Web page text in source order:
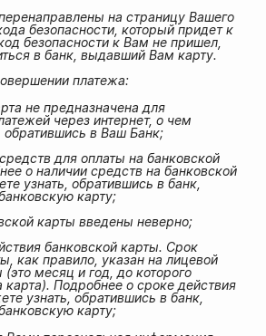
на страницу Вашего
безопасности, который придет к
безопасности к Вам не пришел,
в банк, выдавший Вам карту.
платежа:
не предназначена для
через интернет, о чем
обратившись в Ваш Банк;
для оплаты на банковской
о наличии средств на банковской
узнать, обратившись в банк,
карту;
карты введены неверно;
банковской карты. Срок
как правило, указан на лицевой
(это месяц и год, до которого
карта). Подробнее о сроке действия
узнать, обратившись в банк,
карту;